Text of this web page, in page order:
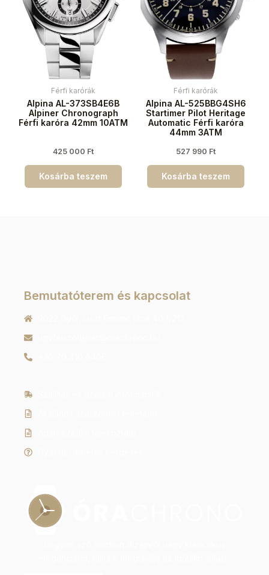
Férfi karórák
Alpina AL-373SB4E6B
Alpiner Chronograph
Férfi karóra 42mm 10ATM
425 000 Ft
Kosárba teszem
Férfi karórák
Alpina AL-525BBG4SH6
Startimer Pilot Heritage
Automatic Férfi karóra
44mm 3ATM
527 990 Ft
Kosárba teszem
Bemutatóterem és kapcsolat